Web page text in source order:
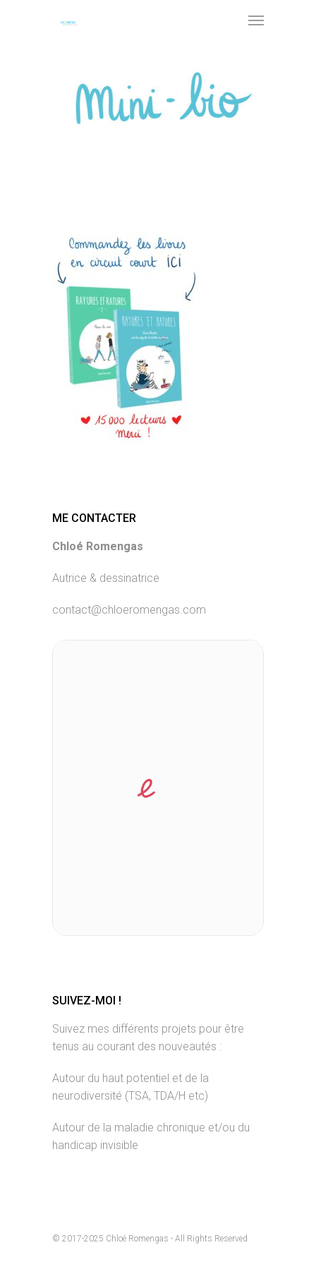
ME CONTACTER
Chloé Romengas
Autrice & dessinatrice
contact@chloeromengas.com
SUIVEZ-MOI !
Suivez mes différents projets pour être
tenus au courant des nouveautés :
Autour du haut potentiel et de la
neurodiversité (TSA, TDA/H etc)
Autour de la maladie chronique et/ou du
handicap invisible
© 2017-2025 Chloé Romengas - All Rights Reserved